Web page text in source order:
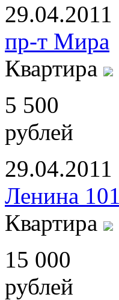
29.04.2011
пр-т Мира
Квартира
5 500
рублей
29.04.2011
Ленина 101
Квартира
15 000
рублей